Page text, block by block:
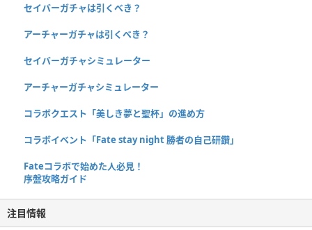
セイバーガチャは引くべき？
アーチャーガチャは引くべき？
セイバーガチャシミュレーター
アーチャーガチャシミュレーター
コラボクエスト「美しき夢と聖杯」の進め方
コラボイベント「Fate stay night 勝者の自己研鑽」
Fateコラボで始めた人必見！
序盤攻略ガイド
注目情報